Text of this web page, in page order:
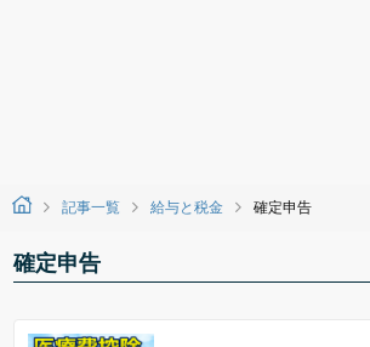
記事一覧 給与と税金 確定申告
確定申告